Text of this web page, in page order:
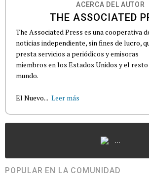
ACERCA DEL AUTOR
THE ASSOCIATED
The Associated Press es una cooperativa
noticias independiente, sin fines de lucro,
presta servicios a periódicos y emisoras
miembros en los Estados Unidos y el
mundo.
El Nuevo... Leer más
...
POPULAR EN LA COMUNIDAD